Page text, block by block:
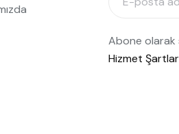
Abone olarak
Hizmet